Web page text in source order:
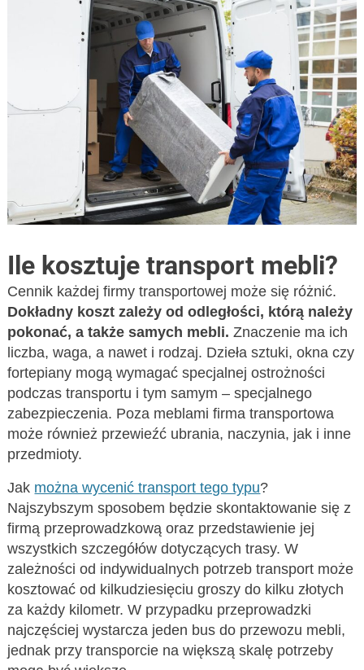
Ile kosztuje transport mebli?
Cennik każdej firmy transportowej może się różnić.
Dokładny koszt zależy od odległości, którą należy
pokonać, a także samych mebli.Znaczenie ma ich
liczba, waga, a nawet i rodzaj. Dzieła sztuki, okna czy
fortepiany mogą wymagać specjalnej ostrożności
podczas transportu i tym samym – specjalnego
zabezpieczenia. Poza meblami firma transportowa
może również przewieźć ubrania, naczynia, jak i inne
przedmioty.
Jak można wycenić transport tego typu?
Najszybszym sposobem będzie skontaktowanie się z
firmą przeprowadzkową oraz przedstawienie jej
wszystkich szczegółów dotyczących trasy. W
zależności od indywidualnych potrzeb transport może
kosztować od kilkudziesięciu groszy do kilku złotych
za każdy kilometr. W przypadku przeprowadzki
najczęściej wystarcza jeden bus do przewozu mebli,
jednak przy transporcie na większą skalę potrzeby